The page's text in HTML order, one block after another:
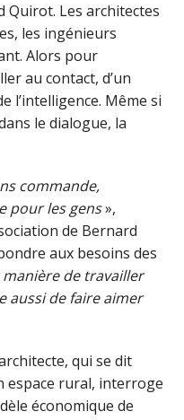
Quirot. Les architectes
les ingénieurs
Alors pour
au contact, d’un
l’intelligence. Même si
le dialogue, la
commande,
pour les gens»,
de Bernard
aux besoins des
manière de travailler
aussi de faire aimer
qui se dit
espace rural, interroge
économique de